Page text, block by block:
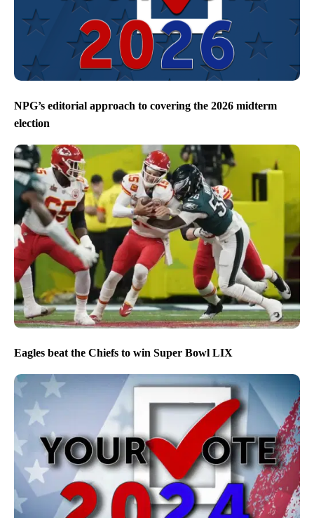
NPG’s editorial approach to covering the 2026 midterm
election
Eagles beat the Chiefs to win Super Bowl LIX